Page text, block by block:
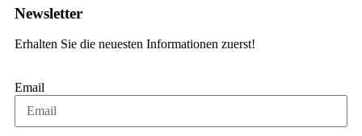
Newsletter
Erhalten Sie die neuesten Informationen zuerst!
Email